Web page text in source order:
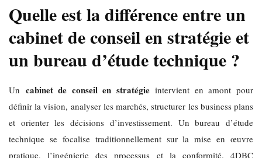
Quelle est la différence entre un
cabinet de conseil en stratégie et
un bureau d’étude technique ?
Un cabinet de conseil en stratégieintervient en amont pour
définir la vision, analyser les marchés, structurer les business plans
et orienter les décisions d’investissement. Un bureau d’étude
technique se focalise traditionnellement sur la mise en œuvre
pratique, l’ingénierie des processus et la conformité. 4DBC